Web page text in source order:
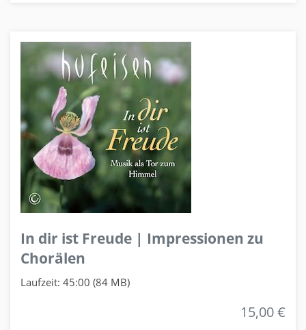
In dir ist Freude | Impressionen zu
Chorälen
Laufzeit: 45:00 (84 MB)
15,00 €